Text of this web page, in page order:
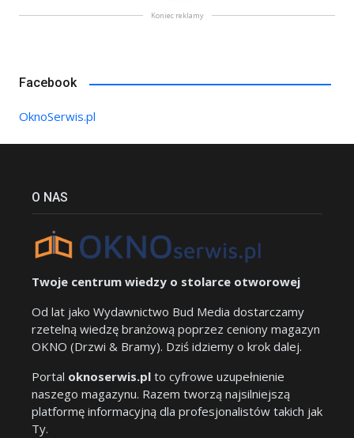
Koniec reklamy
Facebook
OknoSerwis.pl
O NAS
Twoje centrum wiedzy o stolarce otworowej
Od lat jako Wydawnictwo Bud Media dostarczamy
rzetelną wiedzę branżową poprzez ceniony magazyn
OKNO (Drzwi & Bramy). Dziś idziemy o krok dalej.
Portal oknoserwis.pl to cyfrowe uzupełnienie
naszego magazynu. Razem tworzą najsilniejszą
platformę informacyjną dla profesjonalistów takich jak
Ty.